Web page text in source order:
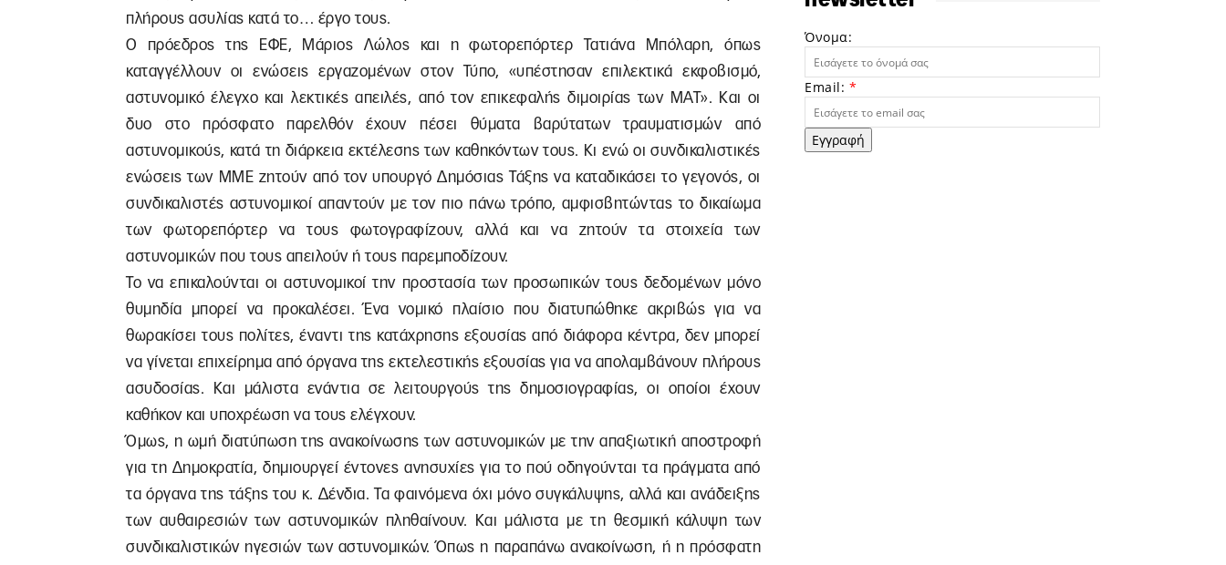
πλήρους ασυλίας κατά το… έργο τους.
Ο πρόεδρος της ΕΦΕ, Μάριος Λώλος και η φωτορεπόρτερ Τατιάνα Μπόλαρη, όπως
καταγγέλλουν οι ενώσεις εργαζομένων στον Τύπο, «υπέστησαν επιλεκτικά εκφοβισμό,
αστυνομικό έλεγχο και λεκτικές απειλές, από τον επικεφαλής διμοιρίας των ΜΑΤ». Και οι
δυο στο πρόσφατο παρελθόν έχουν πέσει θύματα βαρύτατων τραυματισμών από
αστυνομικούς, κατά τη διάρκεια εκτέλεσης των καθηκόντων τους. Κι ενώ οι συνδικαλιστικές
ενώσεις των ΜΜΕ ζητούν από τον υπουργό Δημόσιας Τάξης να καταδικάσει το γεγονός, οι
συνδικαλιστές αστυνομικοί απαντούν με τον πιο πάνω τρόπο, αμφισβητώντας το δικαίωμα
των φωτορεπόρτερ να τους φωτογραφίζουν, αλλά και να ζητούν τα στοιχεία των
αστυνομικών που τους απειλούν ή τους παρεμποδίζουν.
Το να επικαλούνται οι αστυνομικοί την προστασία των προσωπικών τους δεδομένων μόνο
θυμηδία μπορεί να προκαλέσει. Ένα νομικό πλαίσιο που διατυπώθηκε ακριβώς για να
θωρακίσει τους πολίτες, έναντι της κατάχρησης εξουσίας από διάφορα κέντρα, δεν μπορεί
να γίνεται επιχείρημα από όργανα της εκτελεστικής εξουσίας για να απολαμβάνουν πλήρους
ασυδοσίας. Και μάλιστα ενάντια σε λειτουργούς της δημοσιογραφίας, οι οποίοι έχουν
καθήκον και υποχρέωση να τους ελέγχουν.
Όμως, η ωμή διατύπωση της ανακοίνωσης των αστυνομικών με την απαξιωτική αποστροφή
για τη Δημοκρατία, δημιουργεί έντονες ανησυχίες για το πού οδηγούνται τα πράγματα από
τα όργανα της τάξης του κ. Δένδια. Τα φαινόμενα όχι μόνο συγκάλυψης, αλλά και ανάδειξης
των αυθαιρεσιών των αστυνομικών πληθαίνουν. Και μάλιστα με τη θεσμική κάλυψη των
συνδικαλιστικών ηγεσιών των αστυνομικών. Όπως η παραπάνω ανακοίνωση, ή η πρόσφατη
Όνομα:
Email: *
Εγγραφή